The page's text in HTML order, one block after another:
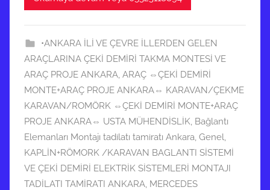
0
1
9
t
a
r
i
h
i
n
•ANKARA İLİ VE ÇEVRE İLLERDEN GELEN
ARAÇLARINA ÇEKİ DEMİRİ TAKMA MONTESİ VE
ARAÇ PROJE ANKARA, ARAÇ ⇔ÇEKİ DEMİRİ
MONTE+ARAÇ PROJE ANKARA⇔ KARAVAN/ÇEKME
KARAVAN/ROMÖRK ⇔ÇEKİ DEMİRİ MONTE+ARAÇ
PROJE ANKARA⇔ USTA MÜHENDİSLİK, Bağlantı
Elemanları Montajı tadilatı tamiratı Ankara, Genel,
KAPLİN+RÖMORK /KARAVAN BAGLANTI SİSTEMİ
VE ÇEKİ DEMİRİ ELEKTRİK SİSTEMLERİ MONTAJI
TADİLATI TAMİRATI ANKARA, MERCEDES